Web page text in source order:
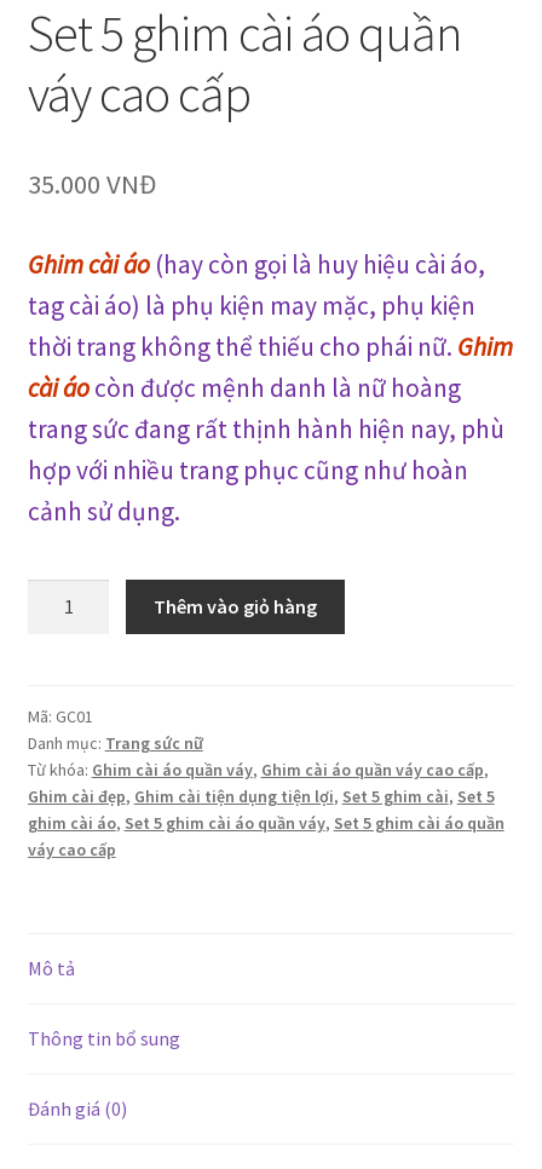
Set 5 ghim cài áo quần
váy cao cấp
35.000 VNĐ
Ghim cài áo(hay còn gọi là huy hiệu cài áo,
tag cài áo) là phụ kiện may mặc, phụ kiện
thời trang không thể thiếu cho phái nữ. Ghim
cài áocòn được mệnh danh là nữ hoàng
trang sức đang rất thịnh hành hiện nay, phù
hợp với nhiều trang phục cũng như hoàn
cảnh sử dụng.
áo
quần
váy
cao
cấp
số
Thêm vào giỏ hàng
Mã: GC01
Danh mục: Trang sức nữ
Từ khóa: Ghim cài áo quần váy, Ghim cài áo quần váy cao cấp,
Ghim cài đẹp, Ghim cài tiện dụng tiện lợi, Set 5 ghim cài, Set 5
ghim cài áo, Set 5 ghim cài áo quần váy, Set 5 ghim cài áo quần
váy cao cấp
Mô tả
Thông tin bổ sung
Đánh giá (0)